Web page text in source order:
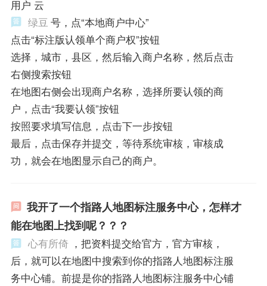
用户 云
绿豆 号，点“本地商户中心”
点击“标注版认领单个商户权”按钮
选择，城市，县区，然后输入商户名称，然后点击
右侧搜索按钮
在地图右侧会出现商户名称，选择所要认领的商
户，点击“我要认领”按钮
按照要求填写信息，点击下一步按钮
最后，点击保存并提交，等待系统审核，审核成
功，就会在地图显示自己的商户。
我开了一个指路人地图标注服务中心，怎样才
能在地图上找到呢？？？
心有所倚 ，把资料提交给官方，官方审核，
后，就可以在地图中搜索到你的指路人地图标注服
务中心铺。前提是你的指路人地图标注服务中心铺